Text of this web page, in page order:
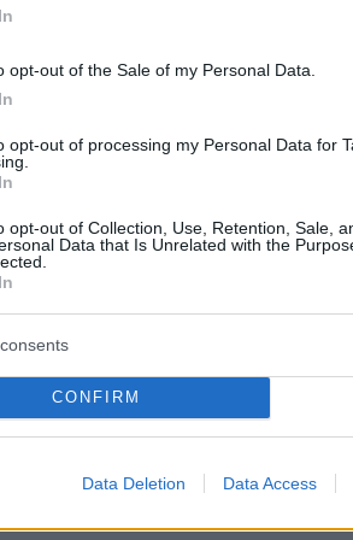
opt-out of the Sale of my Personal Data.
opt-out of processing my Personal Data for
opt-out of Collection, Use, Retention, Sale,
Data that Is Unrelated with the
CONFIRM
Data Deletion Data Access
αυτή θεωρήθηκε στρατηγικά
αμφισβητήσεις για την
της επίθεσης, καθώς
κρίσιμα ερωτήματα σχετικά
παρατηρεί η
πληροφορίες για το
το
του, πριν από την επίθεση -
πληροφορίες από μυστικές
προλάβει να το κάνει,
Financial Times.